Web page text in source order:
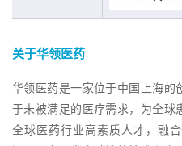
关于华领医药
华领医药是一家位于中国上海的
于未被满足的医疗需求，为全球
全球医药行业高素质人才，融